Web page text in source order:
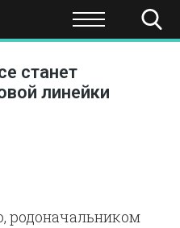
ЭКОНОМИКА НАУКА И
станет
линейки
родоначальником